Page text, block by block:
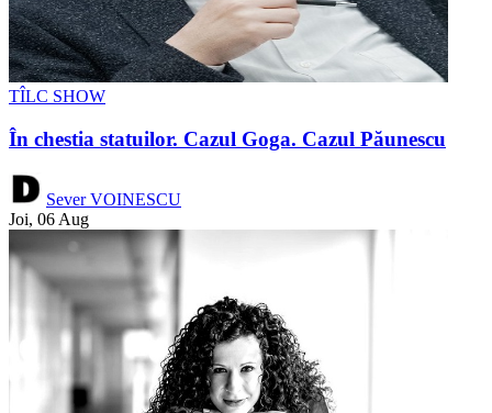
TÎLC SHOW
În chestia statuilor. Cazul Goga. Cazul Păunescu
Sever VOINESCU
Joi, 06 Aug